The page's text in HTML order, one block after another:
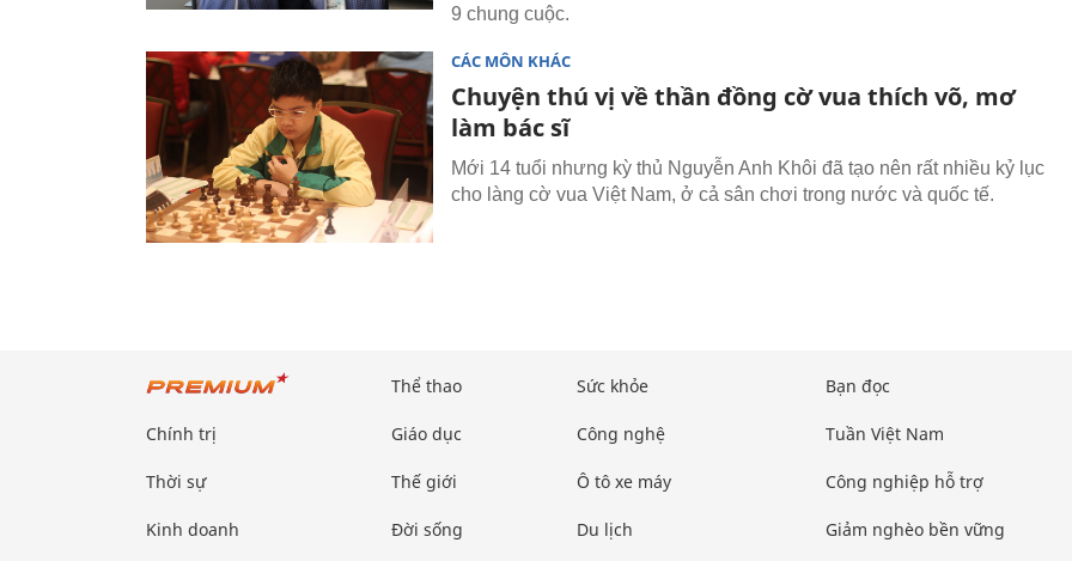
9 chung cuộc.
CÁC MÔN KHÁC
Chuyện thú vị về thần đồng cờ vua thích võ, mơ
làm bác sĩ
Mới 14 tuổi nhưng kỳ thủ Nguyễn Anh Khôi đã tạo nên rất nhiều kỷ lục
cho làng cờ vua Việt Nam, ở cả sân chơi trong nước và quốc tế.
Chính trị
Thời sự
Kinh doanh
Thể thao
Giáo dục
Thế giới
Đời sống
Sức khỏe
Công nghệ
Ô tô xe máy
Du lịch
Bạn đọc
Tuần Việt Nam
Công nghiệp hỗ trợ
Giảm nghèo bền vững